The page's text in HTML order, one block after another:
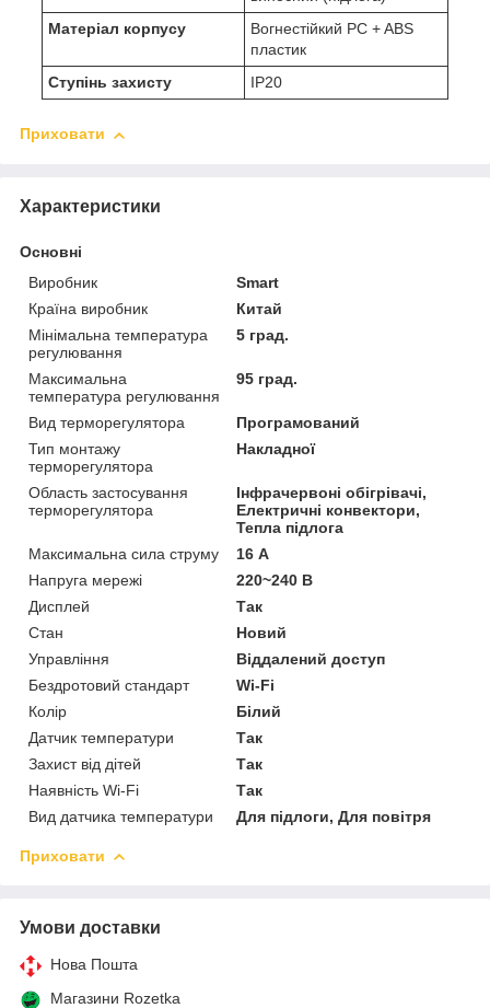
Матеріал корпусу
Вогнестійкий PC + ABS
пластик
Ступінь захисту
IP20
Приховати
Характеристики
Основні
Виробник
Smart
Країна виробник
Китай
Мінімальна температура
регулювання
5 град.
Максимальна
температура регулювання
95 град.
Вид терморегулятора
Програмований
Тип монтажу
терморегулятора
Накладної
Область застосування
терморегулятора
Інфрачервоні обігрівачі,
Електричні конвектори,
Тепла підлога
Максимальна сила струму
16 А
Напруга мережі
220~240 В
Дисплей
Так
Стан
Новий
Управління
Віддалений доступ
Бездротовий стандарт
Wi-Fi
Колір
Білий
Датчик температури
Так
Захист від дітей
Так
Наявність Wi-Fi
Так
Вид датчика температури
Для підлоги, Для повітря
Приховати
Умови доставки
Нова Пошта
Магазини Rozetka